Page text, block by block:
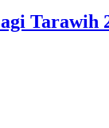
Tarawih